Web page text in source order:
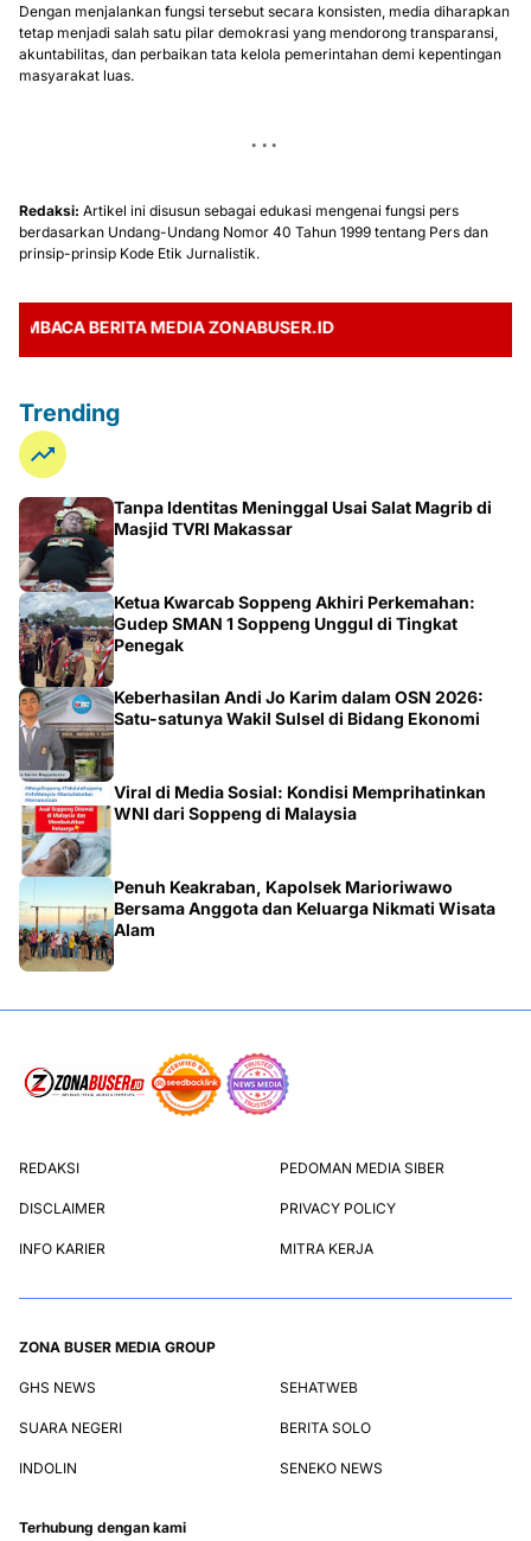
Dengan menjalankan fungsi tersebut secara konsisten, media diharapkan
tetap menjadi salah satu pilar demokrasi yang mendorong transparansi,
akuntabilitas, dan perbaikan tata kelola pemerintahan demi kepentingan
masyarakat luas.
Redaksi: Artikel ini disusun sebagai edukasi mengenai fungsi pers
berdasarkan Undang-Undang Nomor 40 Tahun 1999 tentang Pers dan
prinsip-prinsip Kode Etik Jurnalistik.
BERITA MEDIA ZONABUSER.ID
Trending
Tanpa Identitas Meninggal Usai Salat Magrib di
Masjid TVRI Makassar
Ketua Kwarcab Soppeng Akhiri Perkemahan:
Gudep SMAN 1 Soppeng Unggul di Tingkat
Penegak
Keberhasilan Andi Jo Karim dalam OSN 2026:
Satu-satunya Wakil Sulsel di Bidang Ekonomi
Viral di Media Sosial: Kondisi Memprihatinkan
WNI dari Soppeng di Malaysia
Penuh Keakraban, Kapolsek Marioriwawo
Bersama Anggota dan Keluarga Nikmati Wisata
Alam
REDAKSI PEDOMAN MEDIA SIBER
DISCLAIMER PRIVACY POLICY
INFO KARIER MITRA KERJA
ZONA BUSER MEDIA GROUP
GHS NEWS SEHATWEB
SUARA NEGERI BERITA SOLO
INDOLIN SENEKO NEWS
Terhubung dengan kami